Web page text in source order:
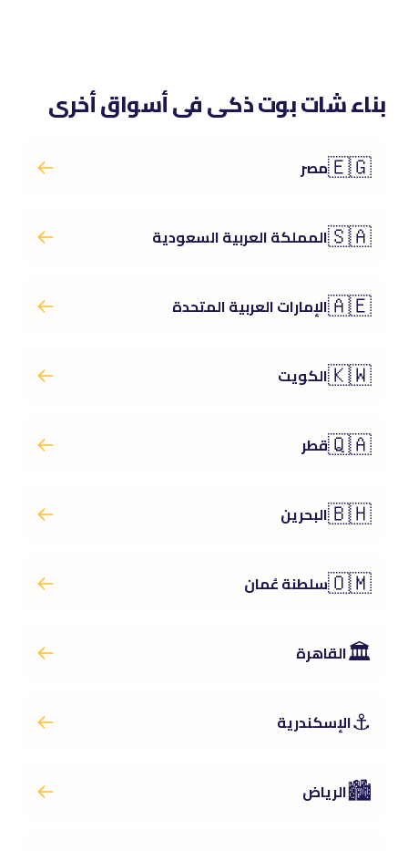
بناء شات بوت ذكى فى أسواق أخرى
🇪🇬مصر
🇸🇦المملكة العربية السعودية
🇦🇪الإمارات العربية المتحدة
🇰🇼الكويت
🇶🇦قطر
🇧🇭البحرين
🇴🇲سلطنة عُمان
🏛️القاهرة
⚓الإسكندرية
🏙️الرياض